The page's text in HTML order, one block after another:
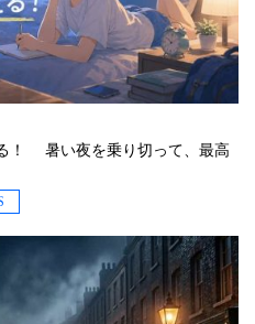
！ 暑い夜を乗り切って、最高